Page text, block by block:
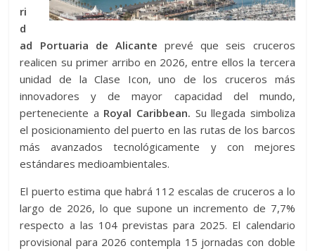
ri
d
ad Portuaria de Alicante prevé que seis cruceros
realicen su primer arribo en 2026, entre ellos la tercera
unidad de la Clase Icon, uno de los cruceros más
innovadores y de mayor capacidad del mundo,
perteneciente a Royal Caribbean. Su llegada simboliza
el posicionamiento del puerto en las rutas de los barcos
más avanzados tecnológicamente y con mejores
estándares medioambientales.
El puerto estima que habrá 112 escalas de cruceros a lo
largo de 2026, lo que supone un incremento de 7,7%
respecto a las 104 previstas para 2025. El calendario
provisional para 2026 contempla 15 jornadas con doble